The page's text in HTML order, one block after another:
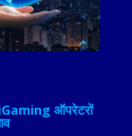
iGaming ऑपरेटरों